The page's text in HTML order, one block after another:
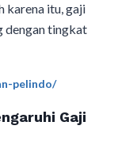
karena itu, gaji
dengan tingkat
pelindo/
Gaji